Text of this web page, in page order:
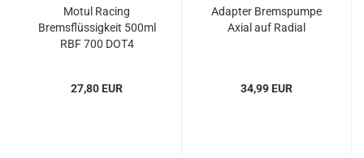
Motul Racing
Bremsflüssigkeit 500ml
RBF 700 DOT4
27,80 EUR
Adapter Bremspumpe
Axial auf Radial
34,99 EUR